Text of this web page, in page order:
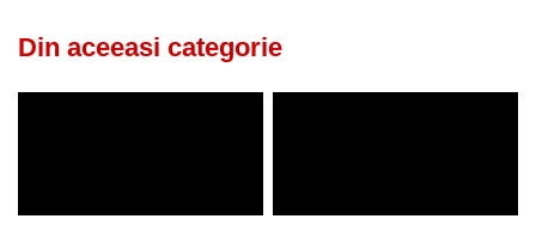
Din aceeasi categorie